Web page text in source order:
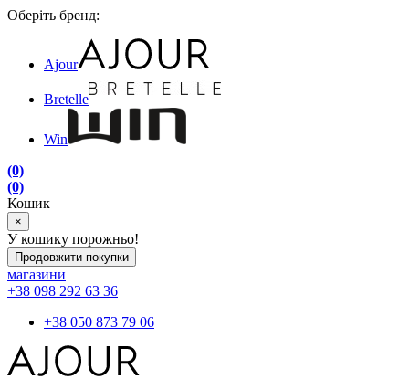
Оберіть бренд:
Ajour
Bretelle
Win
(0)
(0)
Кошик
×
У кошику порожньо!
Продовжити покупки
магазини
+38 098 292 63 36
+38 050 873 79 06